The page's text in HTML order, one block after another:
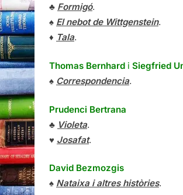
♣ Formigó.
♠ El nebot de Wittgenstein.
♦ Tala.
Thomas Bernhard i Siegfried
♠ Correspondencia.
Prudenci Bertrana
♣ Violeta.
♥ Josafat.
David Bezmozgis
♠ Nataixa i altres històries.